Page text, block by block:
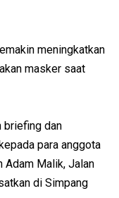
meningkatkan
masker saat
briefing dan
para anggota
Adam Malik, Jalan
di Simpang